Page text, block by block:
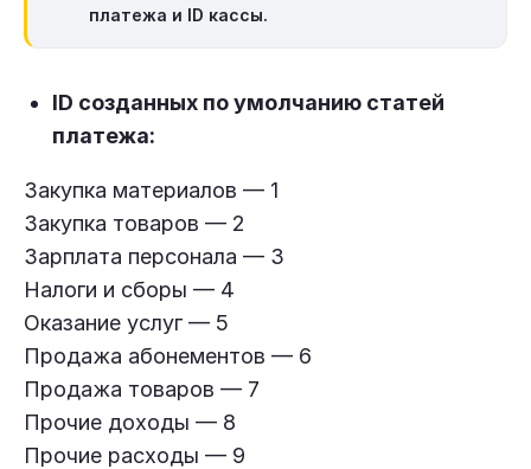
платежа и ID кассы.
ID созданных по умолчанию статей
платежа:
Закупка материалов — 1
Закупка товаров — 2
Зарплата персонала — 3
Налоги и сборы — 4
Оказание услуг — 5
Продажа абонементов — 6
Продажа товаров — 7
Прочие доходы — 8
Прочие расходы — 9